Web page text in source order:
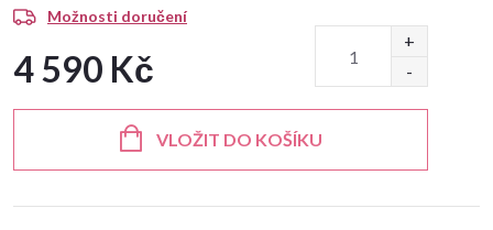
Možnosti doručení
4 590 Kč
VLOŽIT DO KOŠÍKU